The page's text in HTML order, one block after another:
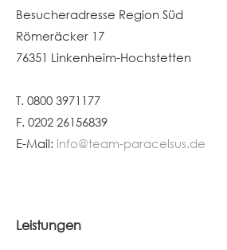
Besucheradresse Region Süd
Römeräcker 17
76351 Linkenheim-Hochstetten
T. 0800 3971177
F. 0202 26156839
E-Mail: info@team-paracelsus.de
Leistungen